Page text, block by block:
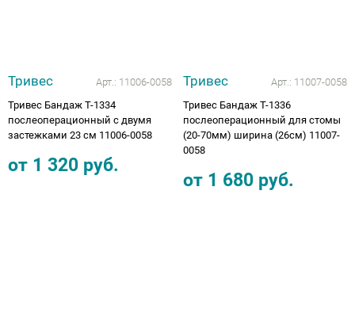
Тривес Арт.: 11006-0058
Тривес Бандаж Т-1334
послеоперационный с двумя
застежками 23 см 11006-0058
от 1 320 руб.
Тривес Арт.: 11007-0058
Тривес Бандаж Т-1336
послеоперационный для стомы
(20-70мм) ширина (26см) 11007-
0058
от 1 680 руб.